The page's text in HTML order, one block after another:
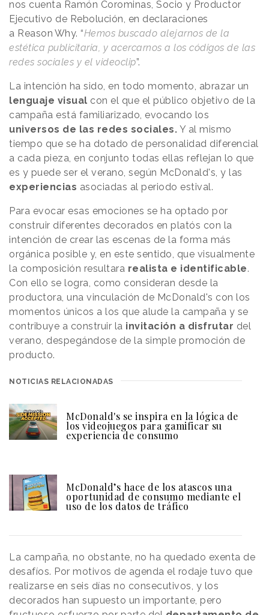
nos cuenta Ramón Corominas, Socio y Productor
Ejecutivo de Rebolución, en declaraciones
a Reason Why. “Hemos buscado alejarnos de la
estética publicitaria, y acercarnos a los códigos de las
redes sociales y el videoclip”.
La intención ha sido, en todo momento, abrazar un
lenguaje visual con el que el público objetivo de la
campaña está familiarizado, evocando los
universos de las redes sociales. Y al mismo
tiempo que se ha dotado de personalidad diferencial
a cada pieza, en conjunto todas ellas reflejan lo que
es y puede ser el verano, según McDonald's, y las
experiencias asociadas al periodo estival.
Para evocar esas emociones se ha optado por
construir diferentes decorados en platós con la
intención de crear las escenas de la forma más
orgánica posible y, en este sentido, que visualmente
la composición resultara realista e identificable.
Con ello se logra, como consideran desde la
productora, una vinculación de McDonald's con los
momentos únicos a los que alude la campaña y se
contribuye a construir la invitación a disfrutar del
verano, despegándose de la simple promoción de
producto.
NOTICIAS RELACIONADAS
McDonald's se inspira en la lógica de
los videojuegos para gamificar su
experiencia de consumo
McDonald’s hace de los atascos una
oportunidad de consumo mediante el
uso de los datos de tráfico
La campaña, no obstante, no ha quedado exenta de
desafíos. Por motivos de agenda el rodaje tuvo que
realizarse en seis días no consecutivos, y los
decorados han supuesto un importante, pero